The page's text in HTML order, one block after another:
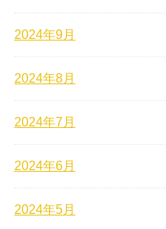
2024年9月
2024年8月
2024年7月
2024年6月
2024年5月